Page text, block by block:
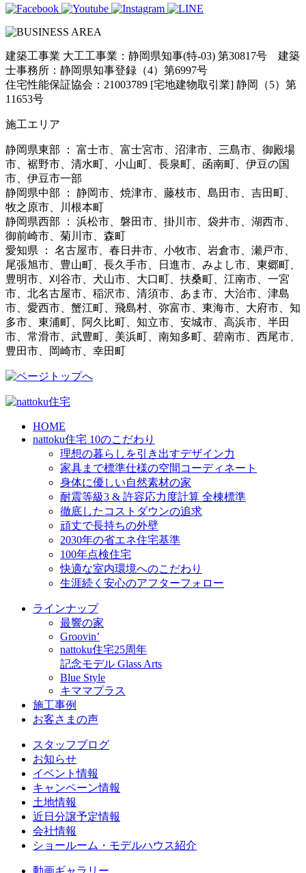
建築工事業 大工工事業：静岡県知事(特-03) 第30817号 建築
士事務所：静岡県知事登録（4）第6997号
住宅性能保証協会：21003789 [宅地建物取引業] 静岡（5）第
11653号
施工エリア
静岡県東部 ： 富士市、富士宮市、沼津市、三島市、御殿場
市、裾野市、清水町、小山町、長泉町、函南町、伊豆の国
市、伊豆市一部
静岡県中部 ： 静岡市、焼津市、藤枝市、島田市、吉田町、
牧之原市、川根本町
静岡県西部 ： 浜松市、磐田市、掛川市、袋井市、湖西市、
御前崎市、菊川市、森町
愛知県 ： 名古屋市、春日井市、小牧市、岩倉市、瀬戸市、
尾張旭市、豊山町、長久手市、日進市、みよし市、東郷町、
豊明市、刈谷市、犬山市、大口町、扶桑町、江南市、一宮
市、北名古屋市、稲沢市、清須市、あま市、大治市、津島
市、愛西市、蟹江町、飛島村、弥富市、東海市、大府市、知
多市、東浦町、阿久比町、知立市、安城市、高浜市、半田
市、常滑市、武豊町、美浜町、南知多町、碧南市、西尾市、
豊田市、岡崎市、幸田町
HOME
nattoku住宅 10のこだわり
理想の暮らしを引き出すデザイン力
家具まで標準仕様の空間コーディネート
身体に優しい自然素材の家
耐震等級3 & 許容応力度計算 全棟標準
徹底したコストダウンの追求
頑丈で長持ちの外壁
2030年の省エネ住宅基準
100年点検住宅
快適な室内環境へのこだわり
生涯続く安心のアフターフォロー
ラインナップ
最響の家
Groovin’
nattoku住宅25周年
記念モデル Glass Arts
Blue Style
キママプラス
施工事例
お客さまの声
スタッフブログ
お知らせ
イベント情報
キャンペーン情報
土地情報
近日分譲予定情報
会社情報
ショールーム・モデルハウス紹介
動画ギャラリー